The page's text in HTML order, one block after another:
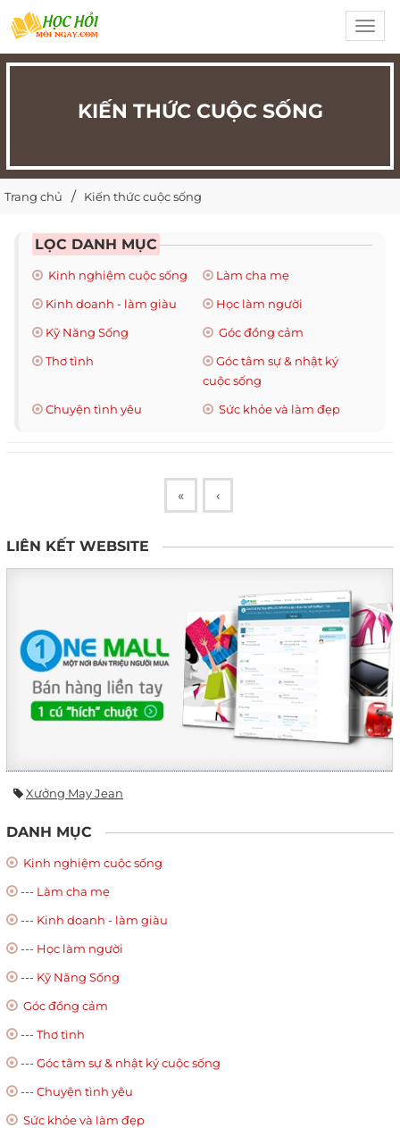
KIẾN THỨC CUỘC SỐNG
Trang chủ Kiến thức cuộc sống
LỌC DANH MỤC
Kinh nghiệm cuộc sống
Làm cha mẹ
Kinh doanh - làm giàu
Học làm người
Kỹ Năng Sống
Góc đồng cảm
Thơ tình
Góc tâm sự & nhật ký
cuộc sống
Chuyện tình yêu
Sức khỏe và làm đẹp
« ‹
LIÊN KẾT WEBSITE
Xưởng May Jean
DANH MỤC
Kinh nghiệm cuộc sống
--- Làm cha mẹ
--- Kinh doanh - làm giàu
--- Học làm người
--- Kỹ Năng Sống
Góc đồng cảm
--- Thơ tình
--- Góc tâm sự & nhật ký cuộc sống
--- Chuyện tình yêu
Sức khỏe và làm đẹp